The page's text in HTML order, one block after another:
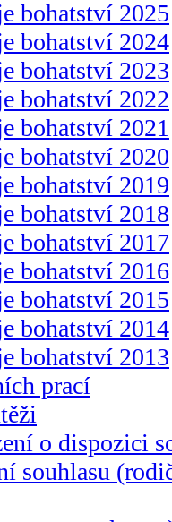
bohatství 2025
bohatství 2024
bohatství 2023
bohatství 2022
bohatství 2021
bohatství 2020
bohatství 2019
bohatství 2018
bohatství 2017
bohatství 2016
bohatství 2015
bohatství 2014
bohatství 2013
prací
o dispozici
souhlasu